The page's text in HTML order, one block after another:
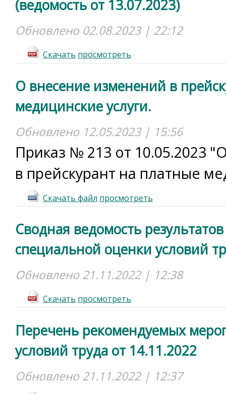
(ведомость от 13.07.2023)
Обновлено 02.08.2023 | 22:12
Cкачать просмотреть
О внесение изменений в
медицинские услуги.
Обновлено 12.05.2023 | 15:56
Приказ № 213 от 10.05.2023
в прейскурант на платные
Скачать файл просмотреть
Сводная ведомость
специальной оценки условий
Обновлено 21.11.2022 | 12:38
Cкачать просмотреть
Перечень рекомендуемых
условий труда от 14.11.2022
Обновлено 21.11.2022 | 12:37